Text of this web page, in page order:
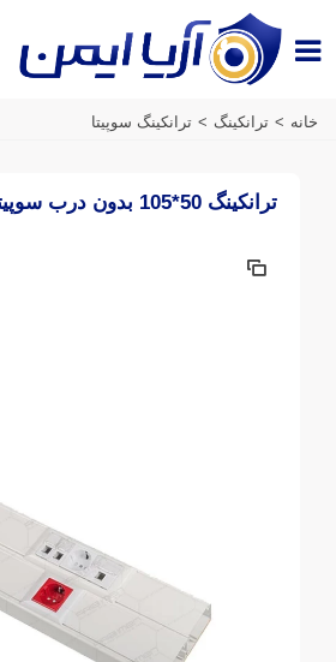
خانه > ترانکینگ > ترانکینگ سوپیتا
ترانکینگ 50*105 بدون درب سوپیتا (شاخه 2 متری)